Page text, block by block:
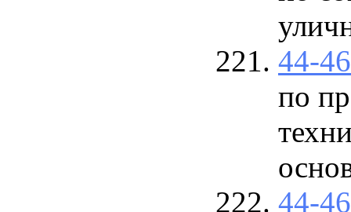
44-
по
44-